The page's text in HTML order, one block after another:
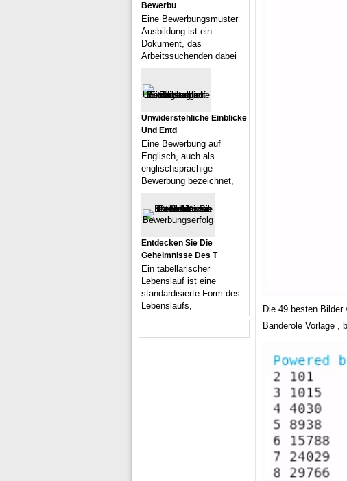
Die 49 besten
Banderole Vorlage ,
Bewerbu
Eine Bewerbungsmuster
Ausbildung ist ein
Dokument, das
Arbeitssuchenden dabei
Unwiderstehliche Einblicke
Und Entd
Eine Bewerbung auf
Englisch, auch als
englischsprachige
Bewerbung bezeichnet,
Entdecken Sie Die
Geheimnisse Des T
Ein tabellarischer
Lebenslauf ist eine
standardisierte Form des
Lebenslaufs,